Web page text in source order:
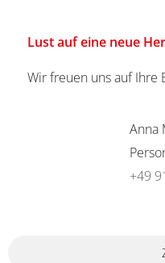
Lust auf eine neue
Wir freuen uns auf Ihre
Anna
+49